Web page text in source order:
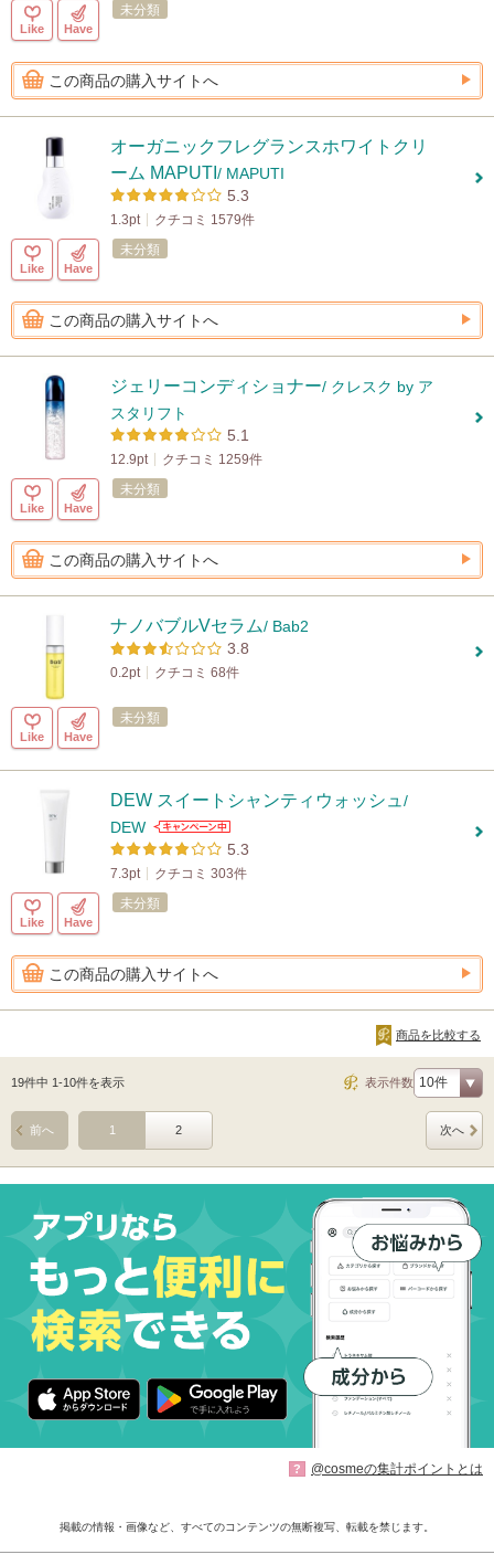
Like Have
未分類
この商品の購入サイトへ
オーガニックフレグランスホワイトクリ
ーム MAPUTI / MAPUTI
5.3
1.3pt クチコミ 1579件
Like Have
未分類
この商品の購入サイトへ
ジェリーコンディショナー/ クレスク by ア
スタリフト
5.1
12.9pt クチコミ 1259件
Like Have
未分類
この商品の購入サイトへ
ナノバブルVセラム/ Bab2
3.8
0.2pt クチコミ 68件
Like Have
未分類
DEW スイートシャンティウォッシュ /
DEW
5.3
7.3pt クチコミ 303件
Like Have
未分類
この商品の購入サイトへ
商品を比較する
19件中 1-10件を表示 表示件数
1 2
前へ 次へ
? @cosmeの集計ポイントとは
掲載の情報・画像など、すべてのコンテンツの無断複写、転載を禁じます。